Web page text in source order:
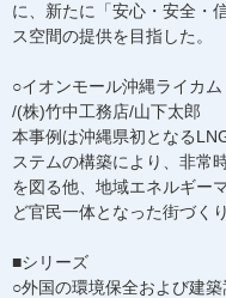
に、新たに「安心・安全・
ス空間の提供を目指した。
○イオンモール沖縄ライカム
/(株)竹中工務店/山下太郎
本事例は沖縄県初となる
ステムの構築により、非常
を図る他、地域エネルギー
ど官民一体となった街づく
■シリーズ
○外国の環境保全および建